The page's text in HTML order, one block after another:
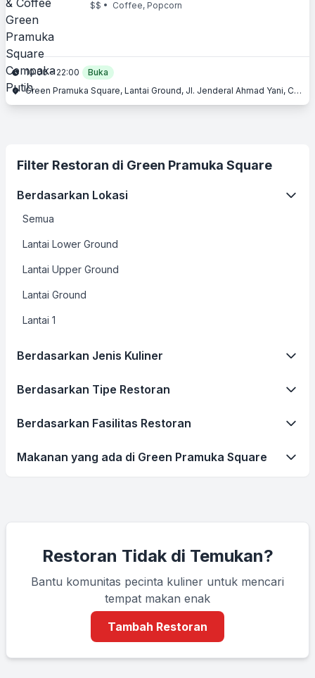
$$ • Coffee, Popcorn
10:00 - 22:00
Buka
Green Pramuka Square, Lantai Ground, Jl. Jenderal Ahmad Yani, Cempaka Putih, Jakarta Pusat, Jakarta
Filter Restoran di Green Pramuka Square
Berdasarkan Lokasi
Semua
Lantai Lower Ground
Lantai Upper Ground
Lantai Ground
Lantai 1
Berdasarkan Jenis Kuliner
Berdasarkan Tipe Restoran
Berdasarkan Fasilitas Restoran
Makanan yang ada di Green Pramuka Square
Restoran Tidak di Temukan?
Bantu komunitas pecinta kuliner untuk mencari
tempat makan enak
Tambah Restoran